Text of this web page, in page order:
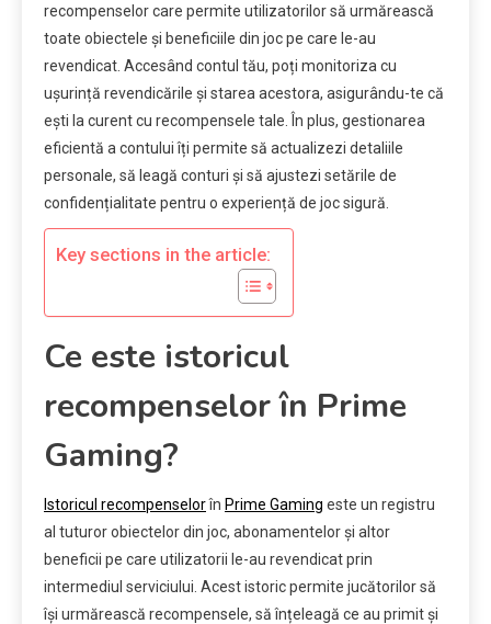
recompenselor care permite utilizatorilor să urmărească
toate obiectele și beneficiile din joc pe care le-au
revendicat. Accesând contul tău, poți monitoriza cu
ușurință revendicările și starea acestora, asigurându-te că
ești la curent cu recompensele tale. În plus, gestionarea
eficientă a contului îți permite să actualizezi detaliile
personale, să leagă conturi și să ajustezi setările de
confidențialitate pentru o experiență de joc sigură.
Key sections in the article:
Ce este istoricul
recompenselor în Prime
Gaming?
Istoricul recompenselorîn Prime Gaming este un registru
al tuturor obiectelor din joc, abonamentelor și altor
beneficii pe care utilizatorii le-au revendicat prin
intermediul serviciului. Acest istoric permite jucătorilor să
își urmărească recompensele, să înțeleagă ce au primit și